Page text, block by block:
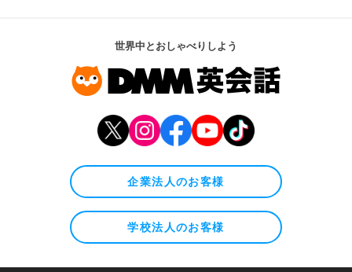
世界中とおしゃべりしよう
企業法人のお客様
学校法人のお客様